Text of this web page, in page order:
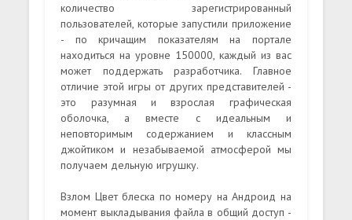
количество зарегистрированный
пользователей, которые запустили приложение
- по кричащим показателям на портале
находиться на уровне 150000, каждый из вас
может поддержать разработчика. Главное
отличие этой игры от других представителей -
это разумная и взрослая графическая
оболочка, а вместе с идеальным и
неповторимым содержанием и классным
джойтиком и незабываемой атмосферой мы
получаем дельную игрушку.
Взлом Цвет блеска по номеру на Андроид на
момент выкладывания файла в общий доступ -